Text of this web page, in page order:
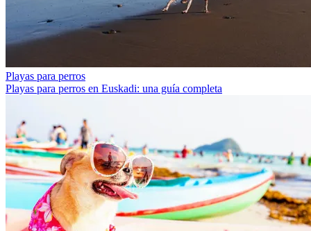
Playas para perros
Playas para perros en Euskadi: una guía completa